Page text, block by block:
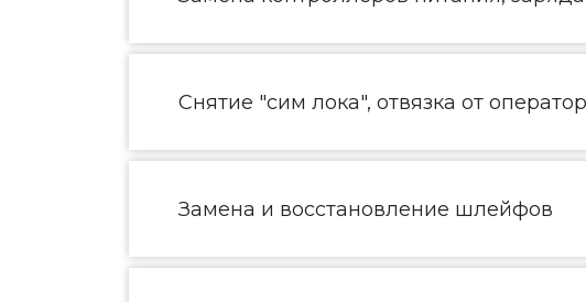
Снятие "сим лока", отвязка от
Замена и восстановление шлейфов